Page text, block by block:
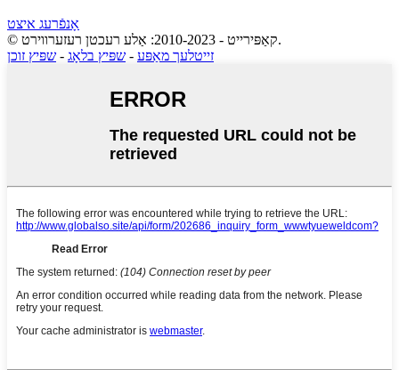
אָנפֿרעג איצט
© קאַפּירייט - 2010-2023: אַלע רעכטן רעזערווירט.
זייטלעך מאַפּע - שפּיץ בלאָג - שפּיץ זוכן